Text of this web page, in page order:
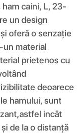
caini, L, 23-
un design
oferă o senzație
material
prietenos cu
deoarece
hamului, sunt
incât
de la o distanță